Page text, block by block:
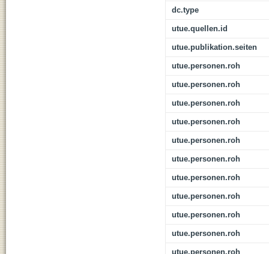
dc.type
utue.quellen.id
utue.publikation.seiten
utue.personen.roh
utue.personen.roh
utue.personen.roh
utue.personen.roh
utue.personen.roh
utue.personen.roh
utue.personen.roh
utue.personen.roh
utue.personen.roh
utue.personen.roh
utue.personen.roh